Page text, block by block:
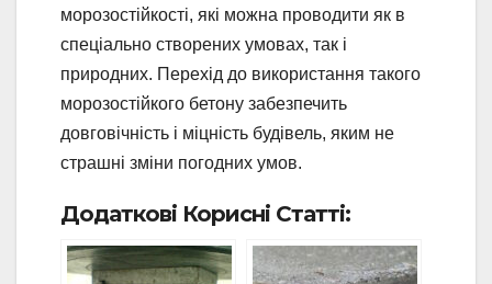
морозостійкості, які можна проводити як в
спеціально створених умовах, так і
природних. Перехід до використання такого
морозостійкого бетону забезпечить
довговічність і міцність будівель, яким не
страшні зміни погодних умов.
Додаткові Корисні Статті: